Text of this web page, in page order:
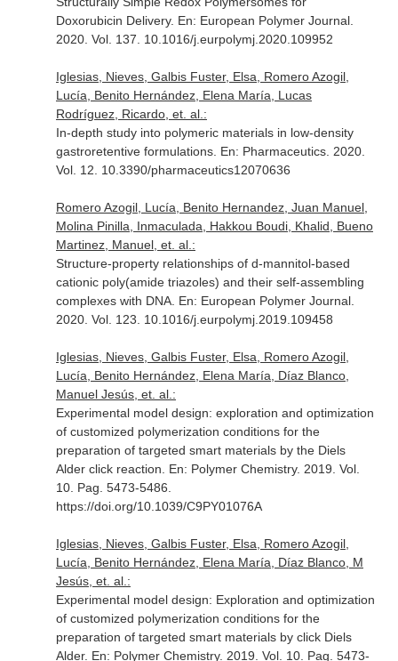
Doxorubicin Delivery. En: European Polymer Journal.
2020. Vol. 137. 10.1016/j.eurpolymj.2020.109952
Iglesias, Nieves, Galbis Fuster, Elsa, Romero Azogil,
Lucía, Benito Hernández, Elena María, Lucas
Rodríguez, Ricardo, et. al.:
In-depth study into polymeric materials in low-density
gastroretentive formulations. En: Pharmaceutics. 2020.
Vol. 12. 10.3390/pharmaceutics12070636
Romero Azogil, Lucía, Benito Hernandez, Juan Manuel,
Molina Pinilla, Inmaculada, Hakkou Boudi, Khalid, Bueno
Martinez, Manuel, et. al.:
Structure-property relationships of d-mannitol-based
cationic poly(amide triazoles) and their self-assembling
complexes with DNA. En: European Polymer Journal.
2020. Vol. 123. 10.1016/j.eurpolymj.2019.109458
Iglesias, Nieves, Galbis Fuster, Elsa, Romero Azogil,
Lucía, Benito Hernández, Elena María, Díaz Blanco,
Manuel Jesús, et. al.:
Experimental model design: exploration and optimization
of customized polymerization conditions for the
preparation of targeted smart materials by the Diels
Alder click reaction. En: Polymer Chemistry. 2019. Vol.
10. Pag. 5473-5486.
https://doi.org/10.1039/C9PY01076A
Iglesias, Nieves, Galbis Fuster, Elsa, Romero Azogil,
Lucía, Benito Hernández, Elena María, Díaz Blanco, M
Jesús, et. al.:
Experimental model design: Exploration and optimization
of customized polymerization conditions for the
preparation of targeted smart materials by click Diels
Alder. En: Polymer Chemistry. 2019. Vol. 10. Pag. 5473-